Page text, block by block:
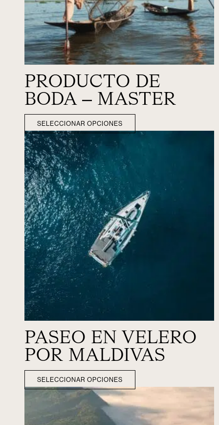
PRODUCTO DE
BODA – MASTER
SELECCIONAR OPCIONES
PASEO EN VELERO
POR MALDIVAS
SELECCIONAR OPCIONES